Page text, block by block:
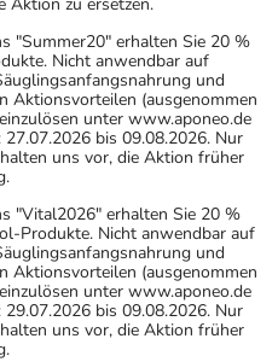
"Summer20" erhalten Sie 20 %
Nicht anwendbar auf
und
Aktionsvorteilen (ausgenommen
unter www.aponeo.de
bis 09.08.2026. Nur
uns vor, die Aktion früher
"Vital2026" erhalten Sie 20 %
Produkte. Nicht anwendbar auf
und
Aktionsvorteilen (ausgenommen
unter www.aponeo.de
bis 09.08.2026. Nur
uns vor, die Aktion früher